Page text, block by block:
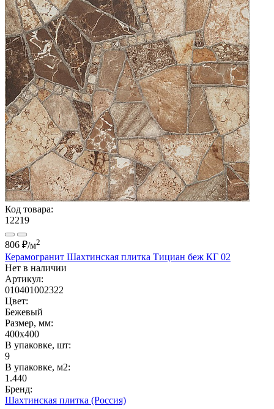
Код товара:
12219
806 ₽/м2
Керамогранит Шахтинская плитка Тициан беж КГ 02
Нет в наличии
Артикул:
010401002322
Цвет:
Бежевый
Размер, мм:
400x400
В упаковке, шт:
9
В упаковке, м2:
1.440
Бренд:
Шахтинская плитка (Россия)